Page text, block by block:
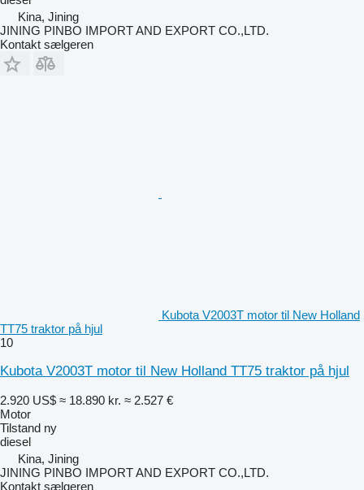
Kina, Jining
JINING PINBO IMPORT AND EXPORT CO.,LTD.
Kontakt sælgeren
Kubota V2003T motor til New Holland
TT75 traktor på hjul
10
Kubota V2003T motor til New Holland TT75 traktor på hjul
2.920 US$ ≈ 18.890 kr. ≈ 2.527 €
Motor
Tilstand ny
diesel
Kina, Jining
JINING PINBO IMPORT AND EXPORT CO.,LTD.
Kontakt sælgeren